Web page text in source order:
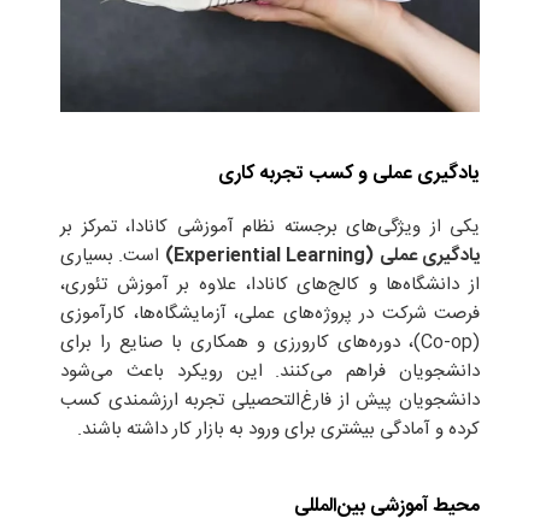
یادگیری عملی و کسب تجربه کاری
یکی از ویژگی‌های برجسته نظام آموزشی کانادا، تمرکز بر
یادگیری عملی (Experiential Learning)
است. بسیاری
از دانشگاه‌ها و کالج‌های کانادا، علاوه بر آموزش تئوری،
فرصت شرکت در پروژه‌های عملی، آزمایشگاه‌ها، کارآموزی
(Co-op)، دوره‌های کارورزی و همکاری با صنایع را برای
دانشجویان فراهم می‌کنند. این رویکرد باعث می‌شود
دانشجویان پیش از فارغ‌التحصیلی تجربه ارزشمندی کسب
کرده و آمادگی بیشتری برای ورود به بازار کار داشته باشند.
محیط آموزشی بین‌المللی